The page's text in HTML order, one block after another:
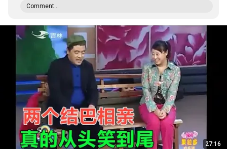
Comment...
27:16